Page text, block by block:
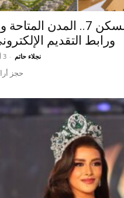
حجز أراضي مسكن 7.. المدن
ورابط التقديم
نجلاء حاتم - 3 أغسطس، 2026
حجز